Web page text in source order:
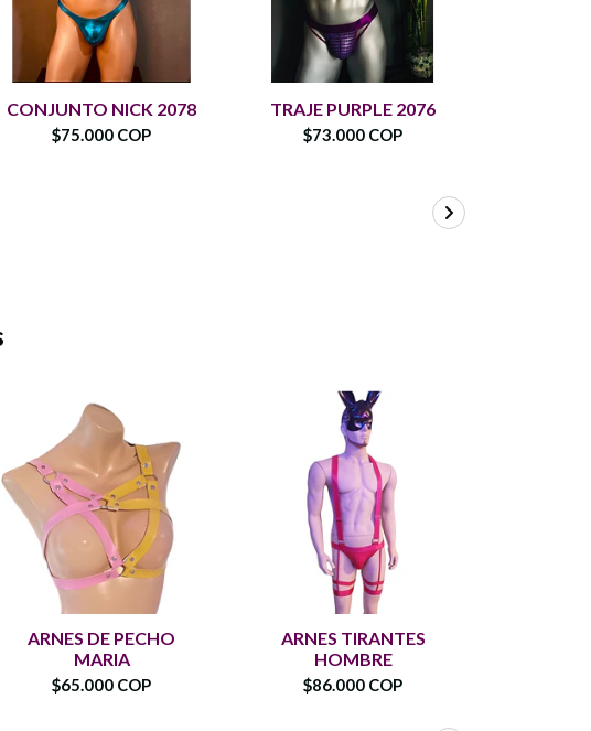
CONJUNTO NICK 2078
$75.000 COP
TRAJE PURPLE 2076
$73.000 COP
ARNES DE PECHO
MARIA
$65.000 COP
ARNES TIRANTES
HOMBRE
$86.000 COP